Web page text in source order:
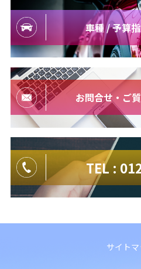
車種 / 予算
お問合せ・ご
TEL :
サイト